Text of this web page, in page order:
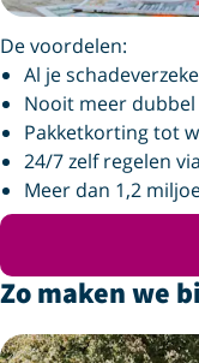
De voordelen:
Al je
Nooit meer dubbel
Pakketkorting tot
24/7 zelf regelen
Meer dan 1,2
Zo maken we